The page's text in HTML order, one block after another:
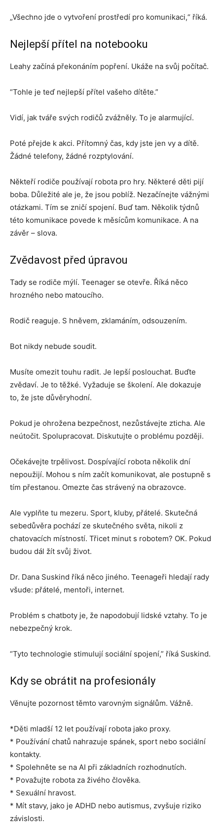
„Všechno jde o vytvoření prostředí pro komunikaci,“ říká.
Nejlepší přítel na notebooku
Leahy začíná překonáním popření. Ukáže na svůj počítač.
“Tohle je teď nejlepší přítel vašeho dítěte.”
Vidí, jak tváře svých rodičů zvážněly. To je alarmující.
Poté přejde k akci. Přítomný čas, kdy jste jen vy a dítě.
Žádné telefony, žádné rozptylování.
Někteří rodiče používají robota pro hry. Některé děti pijí
boba. Důležité ale je, že jsou poblíž. Nezačínejte vážnými
otázkami. Tím se zničí spojení. Buď tam. Několik týdnů
této komunikace povede k měsícům komunikace. A na
závěr – slova.
Zvědavost před úpravou
Tady se rodiče mýlí. Teenager se otevře. Říká něco
hrozného nebo matoucího.
Rodič reaguje. S hněvem, zklamáním, odsouzením.
Bot nikdy nebude soudit.
Musíte omezit touhu radit. Je lepší poslouchat. Buďte
zvědaví. Je to těžké. Vyžaduje se školení. Ale dokazuje
to, že jste důvěryhodní.
Pokud je ohrožena bezpečnost, nezůstávejte zticha. Ale
neútočit. Spolupracovat. Diskutujte o problému později.
Očekávejte trpělivost. Dospívající robota několik dní
nepoužijí. Mohou s ním začít komunikovat, ale postupně s
tím přestanou. Omezte čas strávený na obrazovce.
Ale vyplňte tu mezeru. Sport, kluby, přátelé. Skutečná
sebedůvěra pochází ze skutečného světa, nikoli z
chatovacích místností. Třicet minut s robotem? OK. Pokud
budou dál žít svůj život.
Dr. Dana Suskind říká něco jiného. Teenageři hledají rady
všude: přátelé, mentoři, internet.
Problém s chatboty je, že napodobují lidské vztahy. To je
nebezpečný krok.
“Tyto technologie stimulují sociální spojení,” říká Suskind.
Kdy se obrátit na profesionály
Věnujte pozornost těmto varovným signálům. Vážně.
*Děti mladší 12 let používají robota jako proxy.
* Používání chatů nahrazuje spánek, sport nebo sociální
kontakty.
* Spolehněte se na AI při základních rozhodnutích.
* Považujte robota za živého člověka.
* Sexuální hravost.
* Mít stavy, jako je ADHD nebo autismus, zvyšuje riziko
závislosti.